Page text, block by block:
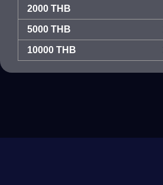
2000 THB
5000 THB
10000 THB